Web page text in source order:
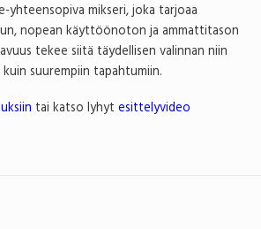
yhteensopiva mikseri, joka tarjoaa
nopean käyttöönoton ja ammattitason
tekee siitä täydellisen valinnan niin
suurempiin tapahtumiin.
tai katso lyhyt esittelyvideo